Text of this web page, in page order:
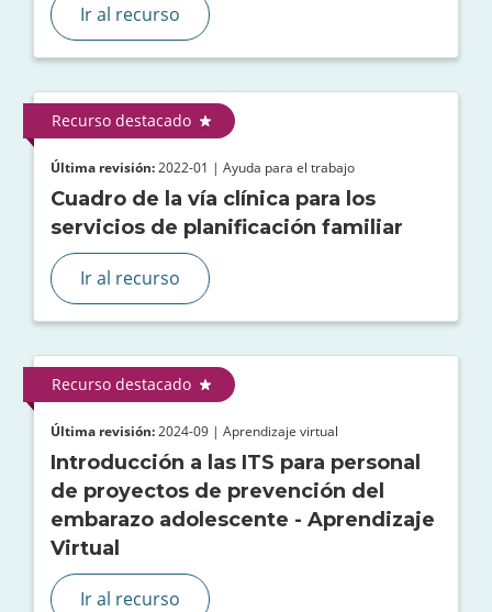
Ir al recurso
Recurso destacado
Última revisión: 2022-01 | Ayuda para el trabajo
Cuadro de la vía clínica para los
servicios de planificación familiar
Ir al recurso
Recurso destacado
Última revisión: 2024-09 | Aprendizaje virtual
Introducción a las ITS para personal
de proyectos de prevención del
embarazo adolescente - Aprendizaje
Virtual
Ir al recurso